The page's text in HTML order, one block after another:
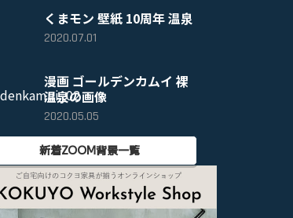
くまモン 壁紙 10周年 温泉
2020.07.01
漫画 ゴールデンカムイ 裸
温泉の画像
2020.05.05
新着ZOOM背景一覧